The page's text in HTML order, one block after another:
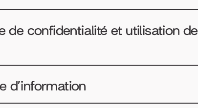
de confidentialité et utilisation de
d’information